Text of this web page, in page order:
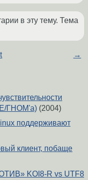
в эту тему. Тема
→
ГНОМ'a) (2004)
поддерживают
клиент, побаще
KOI8-R vs UTF8